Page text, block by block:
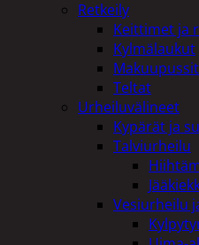
Retkeily
Keittimet ja
Kylmälaukut
Teltat
Urheiluvälineet
Kypärät ja
Talviurheilu
Vesiurheilu